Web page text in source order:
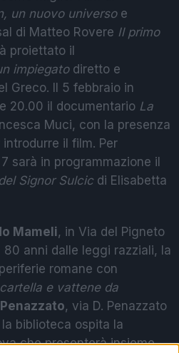
un nuovo universoe
di Matteo Rovere Il primo
proiettato il
impiegatodiretto e
Greco. Il 5 febbraio in
20.00 il documentario La
Muci, con la presenza
il film. Per
sarà in programmazione il
Signor Sulcic di Elisabetta
Mameli, in Via del Pigneto
80 anni dalle leggi razziali, la
romane con
e vattene da
, via D. Penazzato
la biblioteca ospita la
che presenterà insieme